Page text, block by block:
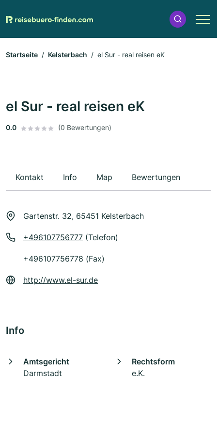
Startseite Kelsterbach el Sur - real reisen eK
el Sur - real reisen eK
0.0 (0 Bewertungen)
Kontakt Info Map Bewertungen
Gartenstr. 32, 65451 Kelsterbach
+496107756777 (Telefon)
+496107756778 (Fax)
http://www.el-sur.de
Info
Amtsgericht
Darmstadt
Rechtsform
e.K.